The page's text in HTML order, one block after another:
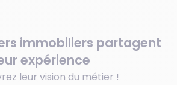
immobiliers partagent
expérience
leur vision du métier !